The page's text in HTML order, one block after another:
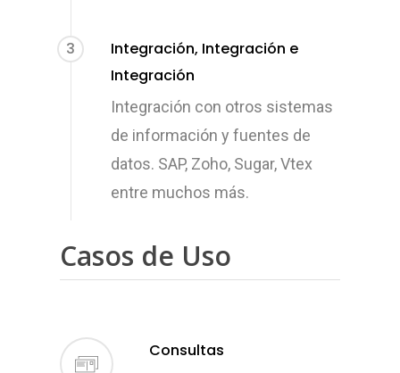
3
Integración, Integración e
Integración
Integración con otros sistemas
de información y fuentes de
datos. SAP, Zoho, Sugar, Vtex
entre muchos más.
Casos de Uso
Consultas